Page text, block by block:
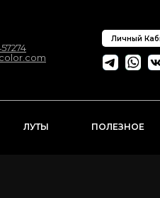
ЛУТЫ ПОЛЕЗНОЕ
Личный